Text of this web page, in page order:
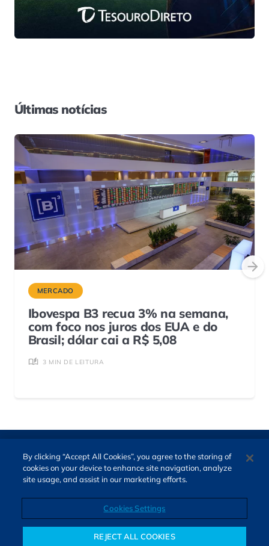
Últimas notícias
MERCADO
Ibovespa B3 recua 3% na semana,
com foco nos juros dos EUA e do
Brasil; dólar cai a R$ 5,08
3 MIN DE LEITURA
O Bora Investir, site de notícias e educação financeira da B3,
By clicking “Accept All Cookies”, you agree to the storing of
cookies on your device to enhance site navigation, analyze
site usage, and assist in our marketing efforts.
Cookies Settings
REJECT ALL COOKIES